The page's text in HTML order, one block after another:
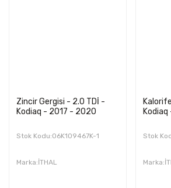
Zincir Gergisi - 2.0 TDİ -
Kodiaq - 2017 - 2020
Stok Kodu:06K109467K-1
Marka:İTHAL
Stok